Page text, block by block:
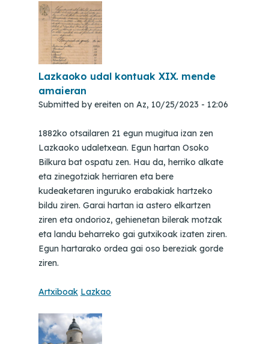
Lazkaoko udal kontuak XIX. mende
amaieran
Submitted byereiten on Az, 10/25/2023 - 12:06
1882ko otsailaren 21 egun mugitua izan zen
Lazkaoko udaletxean. Egun hartan Osoko
Bilkura bat ospatu zen. Hau da, herriko alkate
eta zinegotziak herriaren eta bere
kudeaketaren inguruko erabakiak hartzeko
bildu ziren. Garai hartan ia astero elkartzen
ziren eta ondorioz, gehienetan bilerak motzak
eta landu beharreko gai gutxikoak izaten ziren.
Egun hartarako ordea gai oso bereziak gorde
ziren.
Artxiboak Lazkao